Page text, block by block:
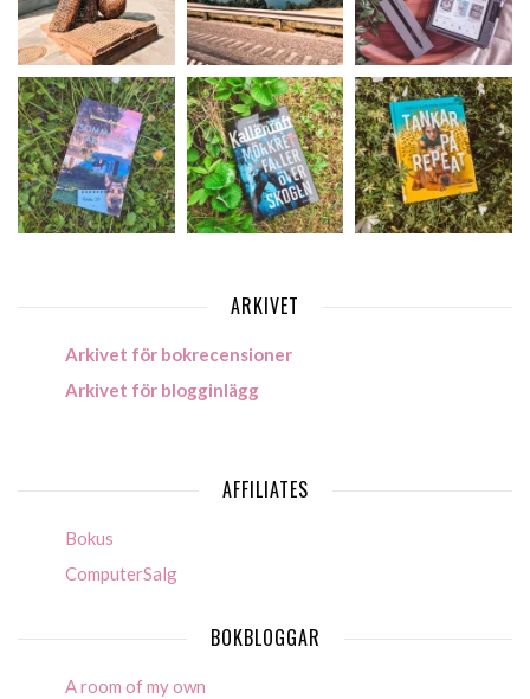
ARKIVET
Arkivet för bokrecensioner
Arkivet för blogginlägg
AFFILIATES
Bokus
ComputerSalg
BOKBLOGGAR
A room of my own